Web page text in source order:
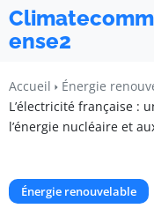
ense2
Accueil
Énergie
L’électricité française :
l’énergie nucléaire et
Énergie renouvelable